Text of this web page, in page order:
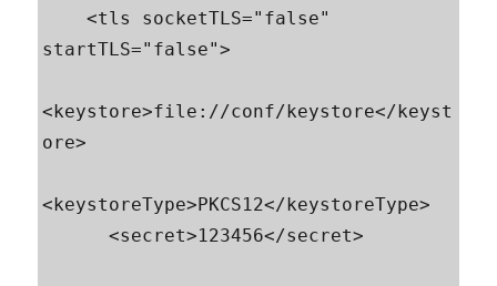
    <tls socketTLS="false"
startTLS="false">
<keystore>file://conf/keystore</keyst
ore>
<keystoreType>PKCS12</keystoreType>
      <secret>123456</secret>